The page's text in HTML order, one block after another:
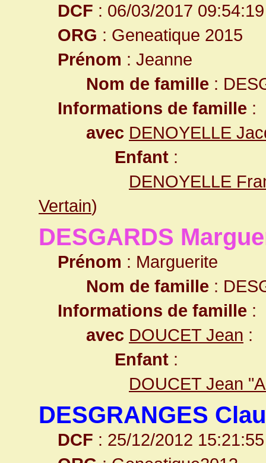
DCF : 06/03/2017 09:54:19
ORG : Geneatique 2015
Prénom : Jeanne
Nom de famille :
Informations de famille :
avec DENOYELLE
Enfant :
DENOYELLE
Vertain)
DESGARDS
Prénom : Marguerite
Nom de famille :
Informations de famille :
avec DOUCET Jean :
Enfant :
DOUCET Jean
DESGRANGES
DCF : 25/12/2012 15:21:55